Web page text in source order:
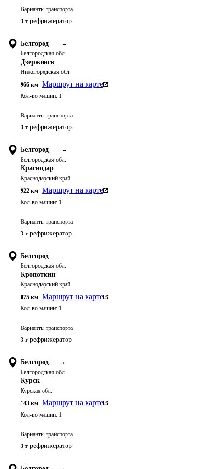
Варианты транспорта
3 т рефрижератор
Белгород →
Белгородская обл.
Дзержинск
Нижегородская обл.
966 км Маршрут на карте
Кол-во машин: 1
Варианты транспорта
3 т рефрижератор
Белгород →
Белгородская обл.
Краснодар
Краснодарский край
922 км Маршрут на карте
Кол-во машин: 1
Варианты транспорта
3 т рефрижератор
Белгород →
Белгородская обл.
Кропоткин
Краснодарский край
875 км Маршрут на карте
Кол-во машин: 1
Варианты транспорта
3 т рефрижератор
Белгород →
Белгородская обл.
Курск
Курская обл.
143 км Маршрут на карте
Кол-во машин: 1
Варианты транспорта
3 т рефрижератор